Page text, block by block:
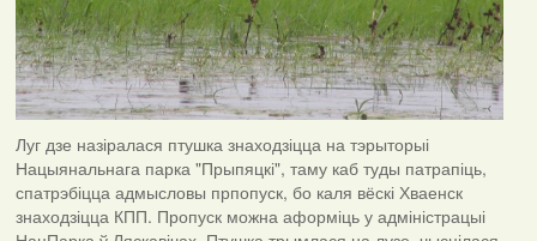
Луг дзе назіралася птушка знаходзіцца на тэрыторыі
Нацыянальнага парка "Прыпяцкі", таму каб туды патрапіць,
спатрэбіцца адмысловы прпопуск, бо каля вёскі Хваенск
знаходзіцца КПП. Пропуск можна аформіць у адміністрацыі